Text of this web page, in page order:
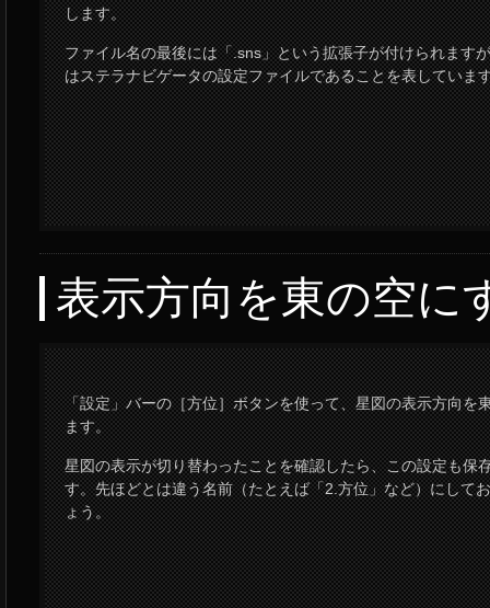
します。
ファイル名の最後には「.sns」という拡張子が付けられます
はステラナビゲータの設定ファイルであることを表していま
表示方向を東の空に
「設定」バーの［方位］ボタンを使って、星図の表示方向を
ます。
星図の表示が切り替わったことを確認したら、この設定も保
す。先ほどとは違う名前（たとえば「2.方位」など）にして
ょう。